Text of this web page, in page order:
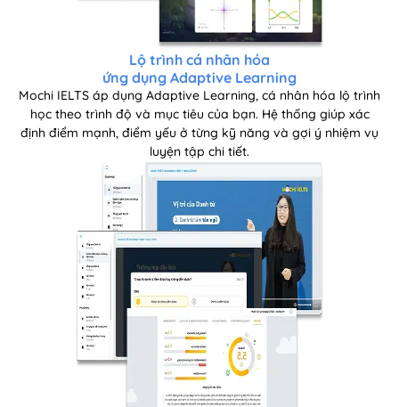
Lộ trình cá nhân hóa
ứng dụng Adaptive Learning
Mochi IELTS áp dụng Adaptive Learning, cá nhân hóa lộ trình
học theo trình độ và mục tiêu của bạn. Hệ thống giúp xác
định điểm mạnh, điểm yếu ở từng kỹ năng và gợi ý nhiệm vụ
luyện tập chi tiết.